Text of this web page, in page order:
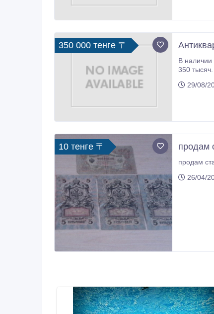
350 000 тенге 〒
В наличии
350 тысяч.
29/08/
10 тенге 〒 продам
продам
26/04/